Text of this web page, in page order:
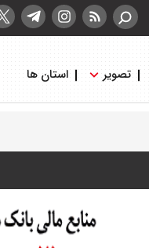
تصویر استان ها